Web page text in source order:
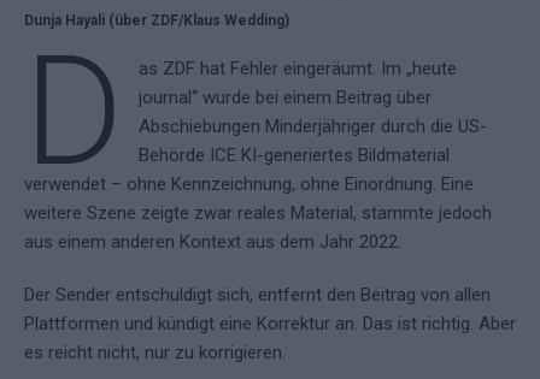
Dunja Hayali (über ZDF/Klaus Wedding)
D
as ZDF hat Fehler eingeräumt. Im „heute
journal“ wurde bei einem Beitrag über
Abschiebungen Minderjähriger durch die US-
Behörde ICE KI-generiertes Bildmaterial
verwendet – ohne Kennzeichnung, ohne Einordnung. Eine
weitere Szene zeigte zwar reales Material, stammte jedoch
aus einem anderen Kontext aus dem Jahr 2022.
Der Sender entschuldigt sich, entfernt den Beitrag von allen
Plattformen und kündigt eine Korrektur an. Das ist richtig. Aber
es reicht nicht, nur zu korrigieren.